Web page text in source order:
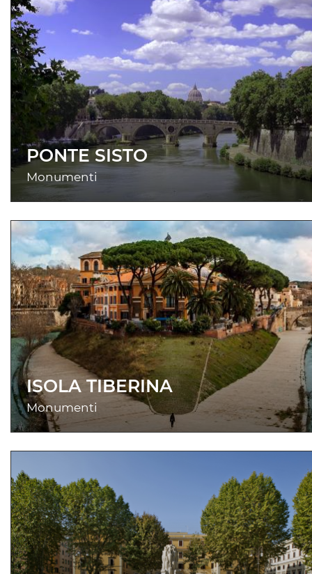
PONTE SISTO
Monumenti
ISOLA TIBERINA
Monumenti